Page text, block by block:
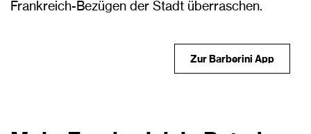
Frankreich-Bezügen der Stadt überraschen.
Zur Barberini App